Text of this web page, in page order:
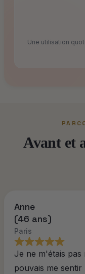
Une utilisation
Avant et
Anne
(46 ans)
Paris
Je ne m'étais pas
pouvais me